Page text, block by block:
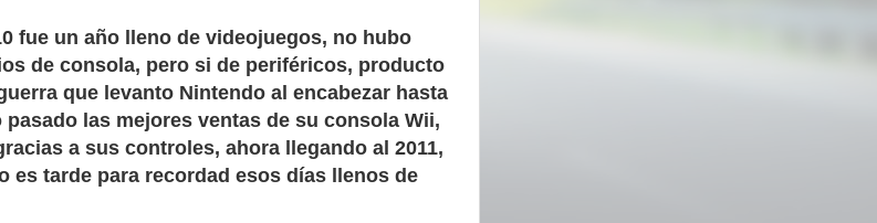
fue un año lleno de videojuegos, no hubo
de consola, pero si de periféricos, producto
que levanto Nintendo al encabezar hasta
pasado las mejores ventas de su consola Wii,
a sus controles, ahora llegando al 2011,
es tarde para recordad esos días llenos de